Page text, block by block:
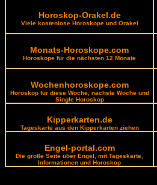
Horoskop-Orakel.de
Viele kostenlose Horoskope und Orakel
Monats-Horoskope.com
Horoskope für die nächsten 12 Monate
Wochenhoroskope.com
Horoskop für diese Woche, nächste Woche und
Single Horoskop
Kipperkarten.de
Tageskarte aus den Kipperkarten ziehen
Engel-portal.com
Die große Seite über Engel, mit Tageskarte,
Informationen und Horoskop